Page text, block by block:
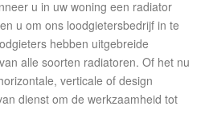
u in uw woning een radiator
u om ons loodgietersbedrijf in te
hebben uitgebreide
alle soorten radiatoren. Of het nu
verticale of design
dienst om de werkzaamheid tot